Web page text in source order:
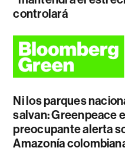
controlará
Ni los parques
salvan: Greenpeace
preocupante alerta
Amazonía